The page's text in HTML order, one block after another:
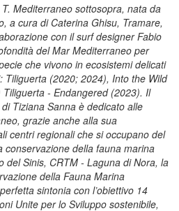
Mediterraneo sottosopra, nata da
a cura di Caterina Ghisu, Tramare,
con il surf designer Fabio
del Mar Mediterraneo per
che vivono in ecosistemi delicati
Tiliguerta (2020; 2024), Into the Wild
- Endangered (2023). Il
Tiziana Sanna è dedicato alle
grazie anche alla sua
centri regionali che si occupano del
conservazione della fauna marina
del Sinis, CRTM - Laguna di Nora, la
della Fauna Marina
sintonia con l’obiettivo 14
Unite per lo Sviluppo sostenibile,